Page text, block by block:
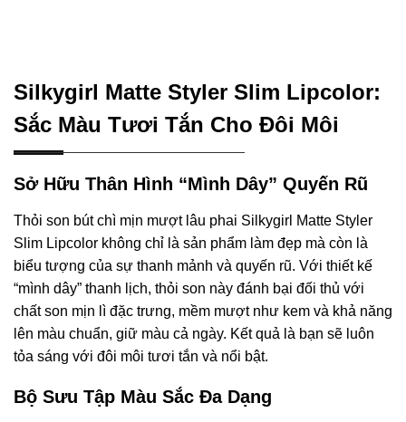
Silkygirl Matte Styler Slim Lipcolor:
Sắc Màu Tươi Tắn Cho Đôi Môi
Sở Hữu Thân Hình “Mình Dây” Quyến Rũ
Thỏi son bút chì mịn mượt lâu phai Silkygirl Matte Styler
Slim Lipcolor không chỉ là sản phẩm làm đẹp mà còn là
biểu tượng của sự thanh mảnh và quyến rũ. Với thiết kế
“mình dây” thanh lịch, thỏi son này đánh bại đối thủ với
chất son mịn lì đặc trưng, mềm mượt như kem và khả năng
lên màu chuẩn, giữ màu cả ngày. Kết quả là bạn sẽ luôn
tỏa sáng với đôi môi tươi tắn và nổi bật.
Bộ Sưu Tập Màu Sắc Đa Dạng